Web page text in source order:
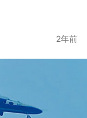
2年前